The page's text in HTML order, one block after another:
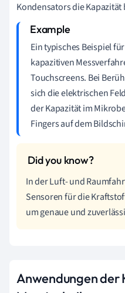
Kondensators die
Ein typisches Beispiel
kapazitiven
Touchscreens. Bei
sich die elektrischen
der Kapazität im
Fingers auf dem
In der Luft- und
Sensoren für die
um genaue und
Anwendungen der